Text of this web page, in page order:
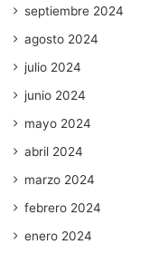
septiembre 2024
agosto 2024
julio 2024
junio 2024
mayo 2024
abril 2024
marzo 2024
febrero 2024
enero 2024